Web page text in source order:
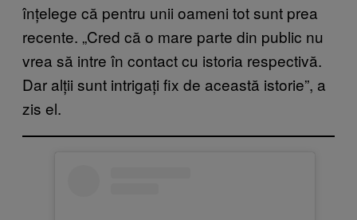
înțelege că pentru unii oameni tot sunt prea
recente. „Cred că o mare parte din public nu
vrea să intre în contact cu istoria respectivă.
Dar alții sunt intrigați fix de această istorie”, a
zis el.